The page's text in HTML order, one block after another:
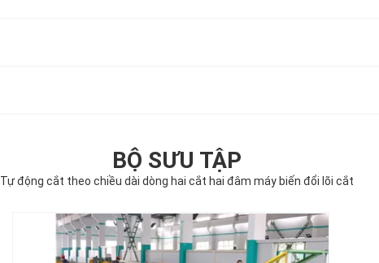
BỘ SƯU TẬP
Tự động cắt theo chiều dài dòng hai cắt hai đâm máy biến đổi lõi cắt